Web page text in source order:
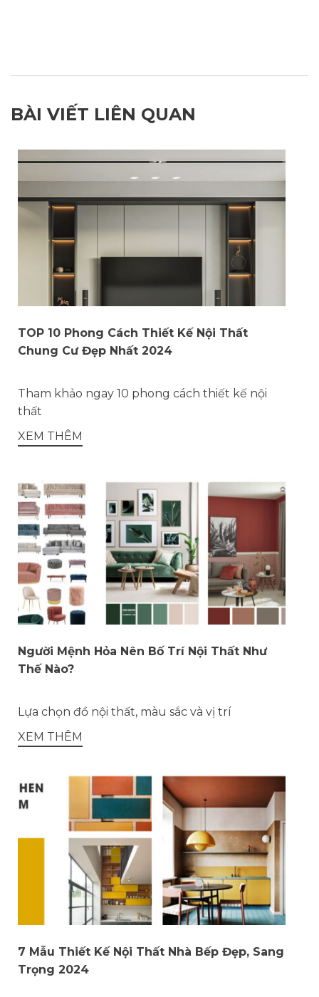
BÀI VIẾT LIÊN QUAN
TOP 10 Phong Cách Thiết Kế Nội Thất
Chung Cư Đẹp Nhất 2024
Tham khảo ngay 10 phong cách thiết kế nội
thất
XEM THÊM
Người Mệnh Hỏa Nên Bố Trí Nội Thất Như
Thế Nào?
Lựa chọn đồ nội thất, màu sắc và vị trí
XEM THÊM
7 Mẫu Thiết Kế Nội Thất Nhà Bếp Đẹp, Sang
Trọng 2024